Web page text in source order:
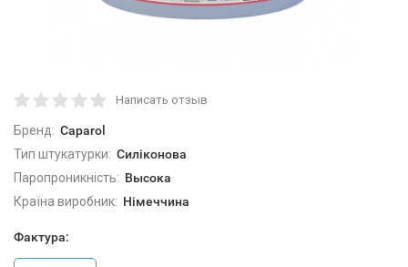
Написать отзыв
Бренд: Caparol
Тип штукатурки: Силіконова
Паропроникність: Высока
Країна виробник: Німеччина
Фактура: